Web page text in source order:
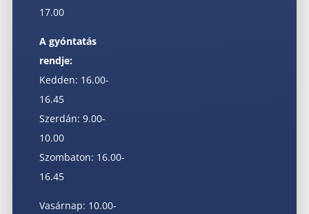
17.00
A gyóntatás
rendje:
Kedden: 16.00-
16.45
Szerdán: 9.00-
10.00
Szombaton: 16.00-
16.45
Vasárnap: 10.00-